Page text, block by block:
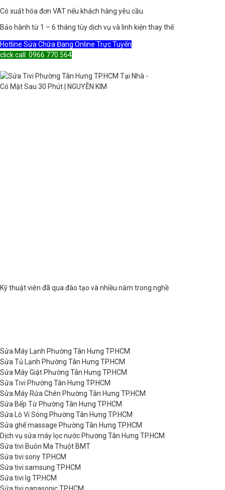
Có xuất hóa đơn VAT nếu khách hàng yêu cầu.
Bảo hành từ 1 – 6 tháng tùy dịch vụ và linh kiện thay thế.
Hotline Sửa Chữa Đang Online Trực Tuyến
click call: 0966 770 564
Kỹ thuật viên đã qua đào tạo và nhiều năm trong nghề
Sửa Máy Lạnh Phường Tân Hưng TP.HCM
Sửa Tủ Lạnh Phường Tân Hưng TP.HCM
Sửa Máy Giặt Phường Tân Hưng TP.HCM
Sửa Tivi Phường Tân Hưng TP.HCM
Sửa Máy Rửa Chén Phường Tân Hưng TP.HCM
Sửa Bếp Từ Phường Tân Hưng TP.HCM
Sửa Lò Vi Sóng Phường Tân Hưng TP.HCM
Sửa ghế massage Phường Tân Hưng TP.HCM
Dịch vụ sửa máy lọc nước Phường Tân Hưng TP.HCM
Sửa tivi Buôn Ma Thuột BMT
Sửa tivi sony TP.HCM
Sửa tivi samsung TP.HCM
Sửa tivi lg TP.HCM
Sửa tivi panasonic TP.HCM